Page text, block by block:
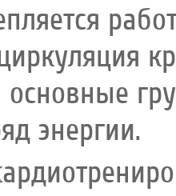
основные
энергии.